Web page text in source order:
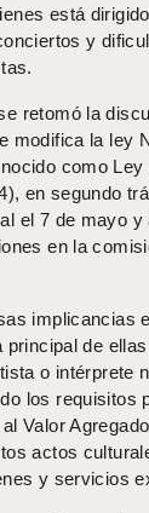
está
y
retomó la
modifica la ley
como
en segundo
el 7 de mayo
en la
implicancias
principal de
o intérprete
los requisitos
Valor
actos
y servicios